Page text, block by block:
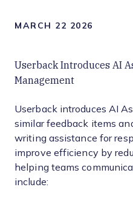
MARCH 22 2026
Userback Introduces AI
Management
Userback introduces AI
similar feedback items
writing assistance for
improve efficiency by
helping teams
include: